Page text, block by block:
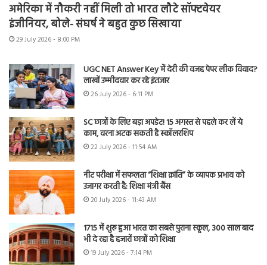
अमेरिका में नौकरी नहीं मिली तो भारत लौटे सॉफ्टवेयर
इंजीनियर, बोले- संघर्ष ने बहुत कुछ सिखाया
29 July 2026 - 8:00 PM
UGC NET Answer Key में देरी की वजह पेपर लीक विवाद?
लाखों उम्मीदवार कर रहे इंतजार
26 July 2026 - 6:11 PM
SC छात्रों के लिए बड़ा अपडेट! 15 अगस्त से पहले कर लें ये
काम, वरना अटक सकती है स्कॉलरशिप
22 July 2026 - 11:54 AM
नीट परीक्षा में सफलता “शिक्षा क्रांति” के व्यापक प्रभाव को
उजागर करती है: शिक्षा मंत्री बैंस
20 July 2026 - 11:43 AM
1715 में शुरू हुआ भारत का सबसे पुराना स्कूल, 300 साल बाद
भी दे रहा है हजारों छात्रों को शिक्षा
19 July 2026 - 7:14 PM